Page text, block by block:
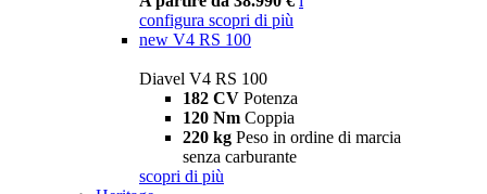
configura scopri di più
new V4 RS 100
Diavel V4 RS 100
182 CV Potenza
120 Nm Coppia
220 kg Peso in ordine di marcia
senza carburante
scopri di più